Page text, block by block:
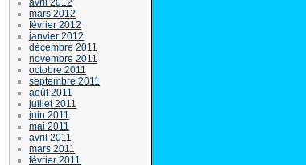
mars 2012
février 2012
janvier 2012
décembre 2011
novembre 2011
octobre 2011
septembre 2011
août 2011
juillet 2011
juin 2011
mai 2011
avril 2011
mars 2011
février 2011